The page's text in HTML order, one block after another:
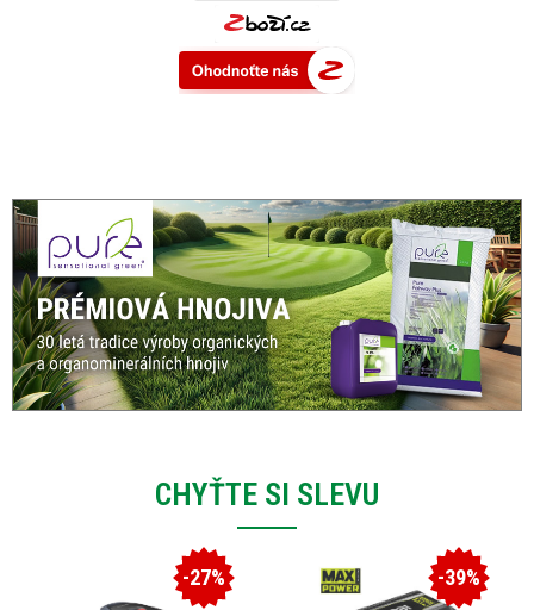
CHYŤTE SI SLEVU
-27% -39%